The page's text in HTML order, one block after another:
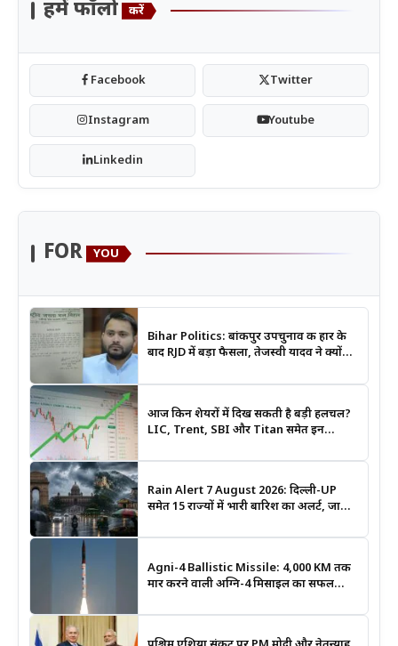
हमें फॉलो करें
Facebook Twitter
Instagram Youtube
Linkedin
FOR YOU
Bihar Politics: बांकीपुर उपचुनाव की हार के
बाद RJD में बड़ा फैसला, तेजस्वी यादव ने क्यों
आज किन शेयरों में दिख सकती है बड़ी हलचल?
LIC, Trent, SBI और Titan समेत इन
Rain Alert 7 August 2026: दिल्ली-UP
समेत 15 राज्यों में भारी बारिश का अलर्ट, जानिए
Agni-4 Ballistic Missile: 4,000 KM तक
मार करने वाली अग्नि-4 मिसाइल का सफल
मजबूत